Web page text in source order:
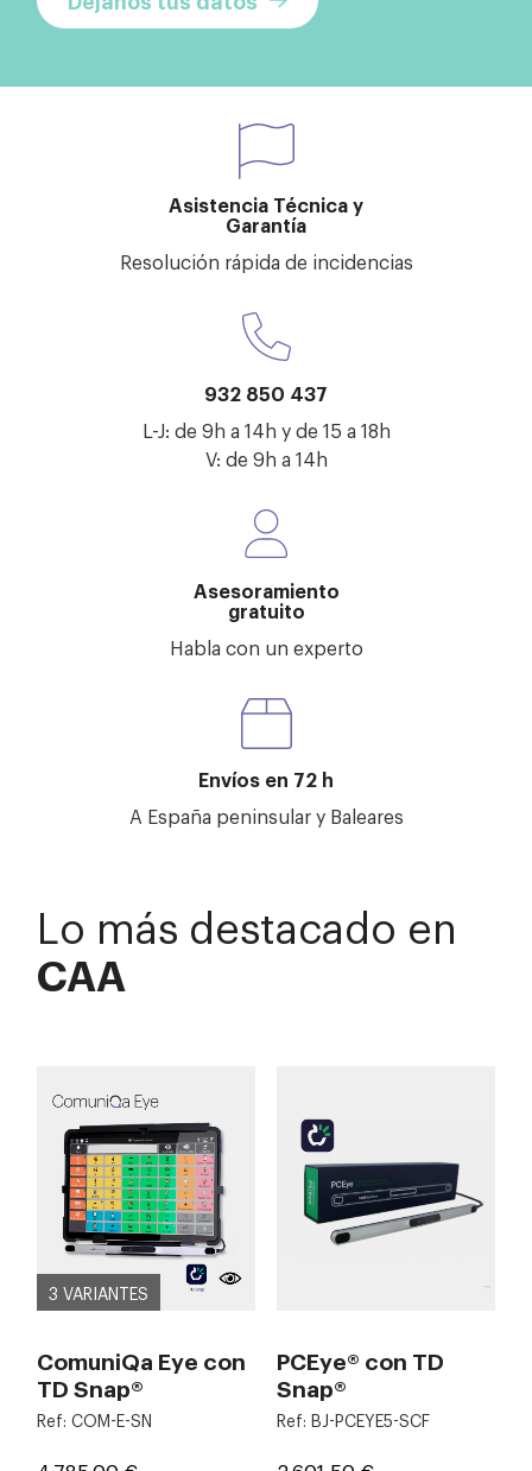
Asistencia Técnica y
Garantía
Resolución rápida de incidencias
932 850 437
L-J: de 9h a 14h y de 15 a 18h
V: de 9h a 14h
Asesoramiento
gratuito
Habla con un experto
Envíos en 72 h
A España peninsular y Baleares
Lo más destacado en
CAA
3 VARIANTES
ComuniQa Eye con
TD Snap®
Ref: COM-E-SN
PCEye® con TD
Snap®
Ref: BJ-PCEYE5-SCF